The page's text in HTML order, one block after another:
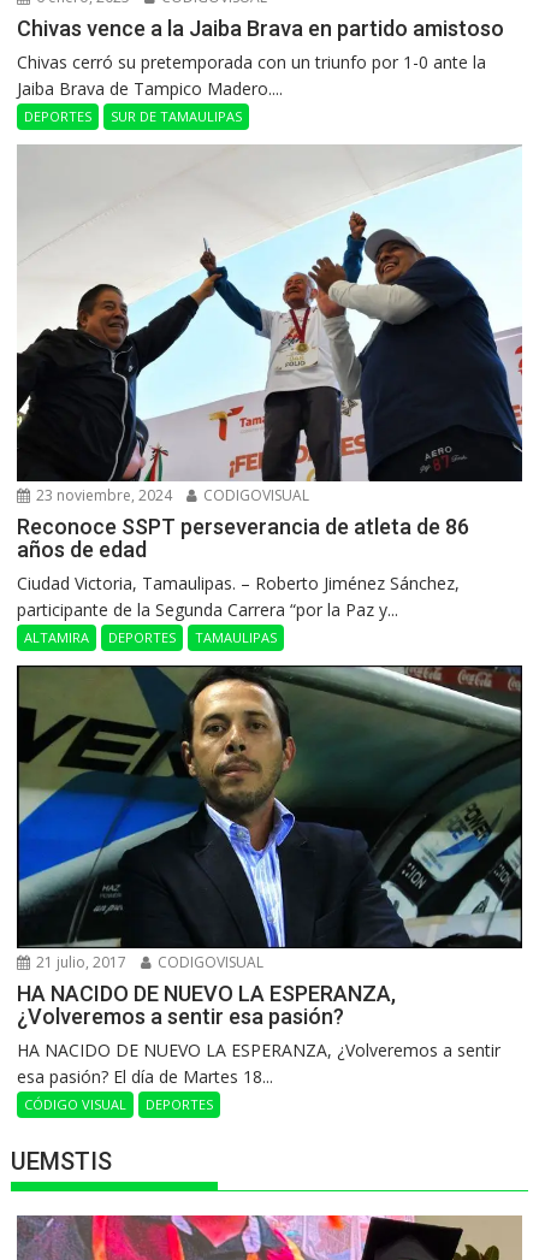
Chivas vence a la Jaiba Brava en partido amistoso
Chivas cerró su pretemporada con un triunfo por 1-0 ante la
Jaiba Brava de Tampico Madero....
DEPORTES SUR DE TAMAULIPAS
23 noviembre, 2024 CODIGOVISUAL
Reconoce SSPT perseverancia de atleta de 86
años de edad
Ciudad Victoria, Tamaulipas. – Roberto Jiménez Sánchez,
participante de la Segunda Carrera “por la Paz y...
ALTAMIRA DEPORTES TAMAULIPAS
21 julio, 2017 CODIGOVISUAL
HA NACIDO DE NUEVO LA ESPERANZA,
¿Volveremos a sentir esa pasión?
HA NACIDO DE NUEVO LA ESPERANZA, ¿Volveremos a sentir
esa pasión? El día de Martes 18...
CÓDIGO VISUAL DEPORTES
UEMSTIS